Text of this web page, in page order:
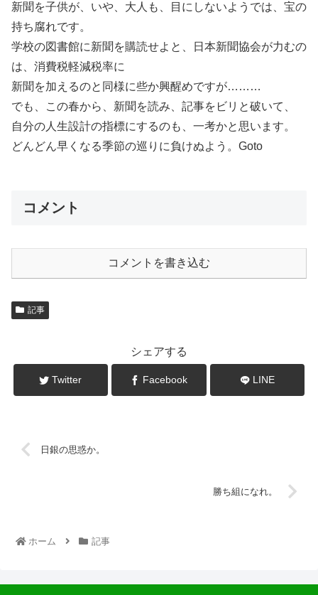
新聞を子供が、いや、大人も、目にしないようでは、宝の
持ち腐れです。
学校の図書館に新聞を購読せよと、日本新聞協会が力むの
は、消費税軽減税率に
新聞を加えるのと同様に些か興醒めですが………
でも、この春から、新聞を読み、記事をビリと破いて、
自分の人生設計の指標にするのも、一考かと思います。
どんどん早くなる季節の巡りに負けぬよう。Goto
コメント
コメントを書き込む
記事
シェアする
Twitter Facebook LINE
日銀の思惑か。
勝ち組になれ。
ホーム 記事